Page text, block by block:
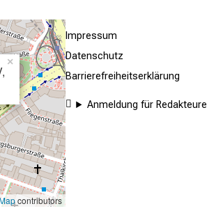
×
contributors
Impressum
Datenschutz
Barrierefreiheitserklärung
Anmeldung für Redakteure